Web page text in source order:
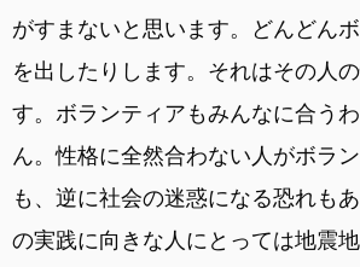
がすまないと思います。どんどん
を出したりします。それはその人
す。ボランティアもみんなに合う
ん。性格に全然合わない人がボラ
も、逆に社会の迷惑になる恐れも
の実践に向きな人にとっては地震